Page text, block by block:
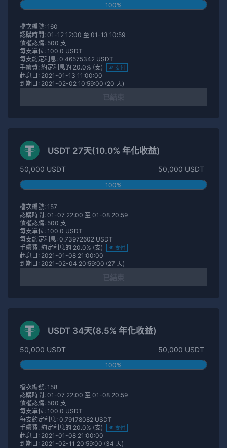
100%
檔次編號: 160
認購時間: 01-12 12:00 至 01-13 10:59
債權認購: 500 支
每支單位: 100.0 USDT
每支約定利息: 0.46575342 USDT
手續費: 約定利息的 20.0% (支)
支付
起息日: 2021-01-13 11:00:00
到期日: 2021-02-02 10:59:00 (20 天)
USDT 27天(10.0% 年化收益)
50,000 USDT 50,000 USDT
100%
檔次編號: 157
認購時間: 01-07 22:00 至 01-08 20:59
債權認購: 500 支
每支單位: 100.0 USDT
每支約定利息: 0.73972602 USDT
手續費: 約定利息的 20.0% (支)
支付
起息日: 2021-01-08 21:00:00
到期日: 2021-02-04 20:59:00 (27 天)
USDT 34天(8.5% 年化收益)
50,000 USDT 50,000 USDT
100%
檔次編號: 158
認購時間: 01-07 22:00 至 01-08 20:59
債權認購: 500 支
每支單位: 100.0 USDT
每支約定利息: 0.79178082 USDT
手續費: 約定利息的 20.0% (支)
支付
起息日: 2021-01-08 21:00:00
到期日: 2021-02-11 20:59:00 (34 天)